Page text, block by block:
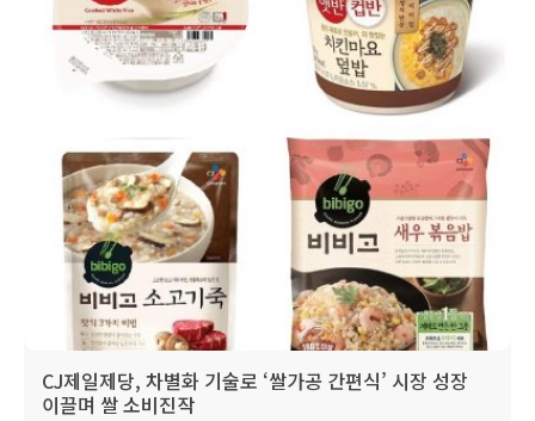
CJ제일제당, 차별화 기술로 ‘쌀가공 간편식’ 시장 성장
이끌며 쌀 소비진작